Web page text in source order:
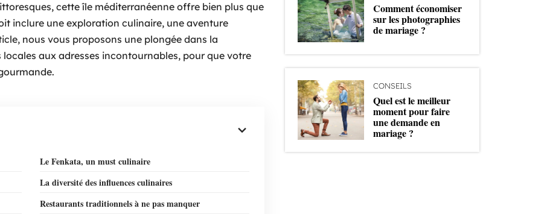
cette île méditerranéenne offre bien plus que
inclure une exploration culinaire, une aventure
nous vous proposons une plongée dans la
aux adresses incontournables, pour que votre
Le Fenkata, un must culinaire
La diversité des influences culinaires
Restaurants traditionnels à ne pas manquer
Comment économiser
sur les photographies
de mariage ?
CONSEILS
Quel est le meilleur
moment pour faire
une demande en
mariage ?